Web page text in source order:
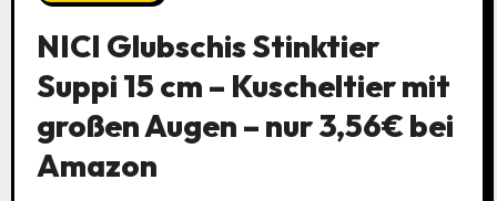
NICI Glubschis Stinktier
Suppi 15 cm – Kuscheltier mit
großen Augen – nur 3,56€ bei
Amazon